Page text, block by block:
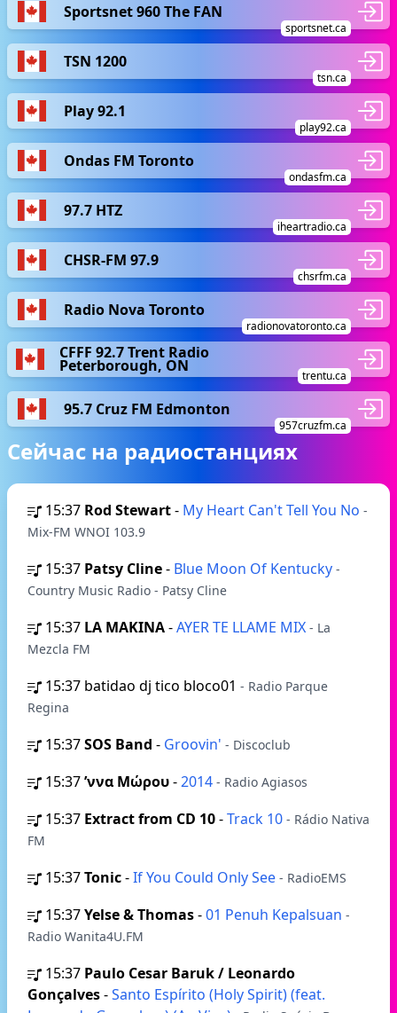
Sportsnet 960 The FAN
sportsnet.ca
TSN 1200
tsn.ca
Play 92.1
play92.ca
Ondas FM Toronto
ondasfm.ca
97.7 HTZ
iheartradio.ca
CHSR-FM 97.9
chsrfm.ca
Radio Nova Toronto
radionovatoronto.ca
CFFF 92.7 Trent Radio
Peterborough, ON
trentu.ca
95.7 Cruz FM Edmonton
957cruzfm.ca
Сейчас на радиостанциях
15:37 Rod Stewart- My Heart Can't Tell You No -
Mix-FM WNOI 103.9
15:37 Patsy Cline- Blue Moon Of Kentucky -
Country Music Radio - Patsy Cline
15:37 LA MAKINA-AYER TE LLAME MIX - La
Mezcla FM
15:37 batidao dj tico bloco01 - Radio Parque
Regina
15:37SOS Band - Groovin' - Discoclub
15:37’ννα Μώρου-2014 - Radio Agiasos
15:37 Extract from CD 10-Track 10 - Rádio Nativa
FM
15:37Tonic-If You Could Only See - RadioEMS
15:37Yelse & Thomas-01 Penuh Kepalsuan -
Radio Wanita4U.FM
15:37 Paulo Cesar Baruk / Leonardo
Gonçalves-Santo Espírito (Holy Spirit) (feat.